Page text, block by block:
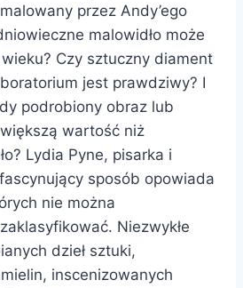
przez Andy’ego
malowidło może
Czy sztuczny diament
jest prawdziwy? I
podrobiony obraz lub
wartość niż
Lydia Pyne, pisarka i
sposób opowiada
nie można
Niezwykłe
dzieł sztuki,
inscenizowanych